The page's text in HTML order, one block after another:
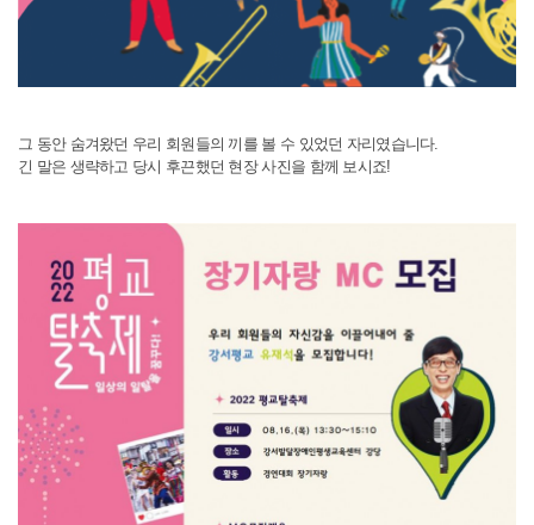
그 동안 숨겨왔던 우리 회원들의 끼를 볼 수 있었던 자리였습니다.
긴 말은 생략하고 당시 후끈했던 현장 사진을 함께 보시죠!